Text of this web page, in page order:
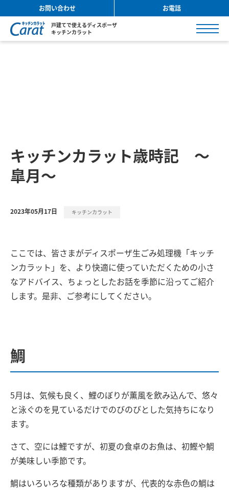
お問い合わせ お電話
戸建てで使えるディスポーザ
キッチンカラット
キッチンカラット歳時記 ～
皐月～
2023年05月17日 キッチンカラット
ここでは、皆さまがディスポーザ生ごみ処理機「キッチ
ンカラット」を、より快適に使っていただくための小さ
なアドバイス、ちょっとしたお話を季節に沿ってご紹介
します。是非、ご参考にしてください。
鯛
5月は、気候も良く、鯉のぼりが薫風を飲み込んで、悠々
と泳ぐのを見ているだけでのびのびとした気持ちになり
ます。
さて、空には鯉ですが、初夏の食卓のお魚は、初鰹や鯛
が美味しい季節です。
鯛はいろいろな種類がありますが、代表的な赤色の鯛は